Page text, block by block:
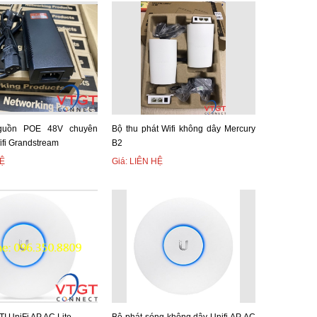
công nghệ MIMO. Số người truy cập lớn với tốc độ cao và
trực quan và dể dàng trên giao diện người dùng.
nhỏ hoặc lớn khi cần thiết. Bạn có thể bắt đầu với 1 rồi phát
Unifi
Vùng phủ sóng với bán kính từ 122m giúp nâng cao khả
POE 48V chuyên
Grandstream
Bộ thu phát Wifi không dây Mercury
B2
Giá: LIÊN HỆ